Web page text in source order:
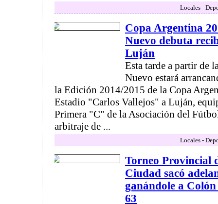
Locales -
Copa Argentina
Nuevo debuta
Luján
Esta tarde a partir de
Nuevo estará
la Edición 2014/2015 de la Copa
Estadio "Carlos Vallejos" a Luján,
Primera "C" de la Asociación del
arbitraje de ...
Locales -
Torneo Provincial
Ciudad sacó
ganándole a
63